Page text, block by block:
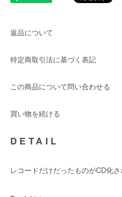
返品について
特定商取引法に基づく表記
この商品について問い合わせる
買い物を続ける
DETAIL
レコードだけだったものがCD化さ